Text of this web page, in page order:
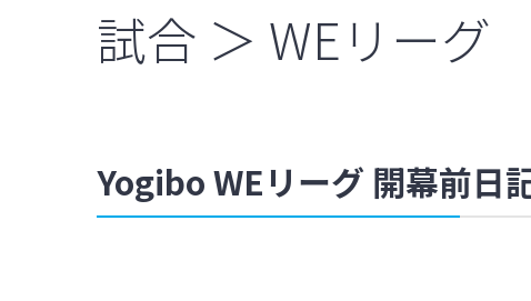
試合 ＞ WEリーグ
Yogibo WEリーグ 開幕前日